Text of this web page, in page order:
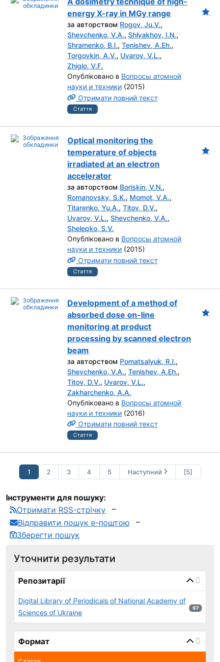
energy X-ray in MGy range
за авторством Rogov, Ju.V.,
Shevchenko, V.A., Shlyakhov, I.N.,
Shramenko, B.I., Tenishev, A.Eh.,
Torgovkin, A.V., Uvarov, V.L.,
Zhiglo, V.F.
Опубліковано в Вопросы атомной
науки и техники (2015)
Отримати повний текст
Стаття
Optical monitoring the
temperature of objects
irradiated at an electron
accelerator
за авторством Boriskin, V.N.,
Romanovsky, S.K., Momot, V.A.,
Titarenko, Yu.A., Titov, D.V.,
Uvarov, V.L., Shevchenko, V.A.,
Shelepko, S.V.
Опубліковано в Вопросы атомной
науки и техники (2015)
Отримати повний текст
Стаття
Development of a method of
absorbed dose on-line
monitoring at product
processing by scanned electron
beam
за авторством Pomatsalyuk, R.I.,
Shevchenko, V.A., Tenishev, A.Eh.,
Titov, D.V., Uvarov, V.L.,
Zakharchenko, A.A.
Опубліковано в Вопросы атомной
науки и техники (2016)
Отримати повний текст
Стаття
1 2 3 4 5 Наступний [5]
Інструменти для пошуку:
Отримати RSS-стрічку
Відправити пошук е-поштою
Зберегти пошук
Уточнити результати
Репозитарії
Digital Library of Periodicals of National Academy of
Sciences of Ukraine
97
97
Формат